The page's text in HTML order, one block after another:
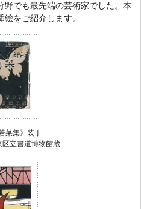
も最先端の芸術家でした。本
をご紹介します。
菜集》装丁
区立書道博物館蔵